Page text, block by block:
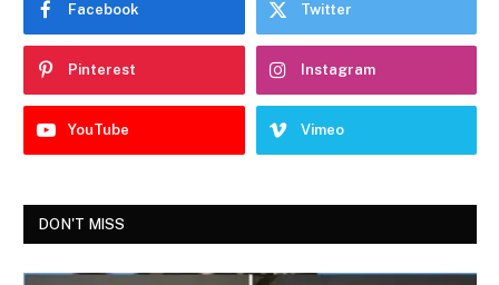
Facebook Twitter
Pinterest Instagram
YouTube Vimeo
DON'T MISS